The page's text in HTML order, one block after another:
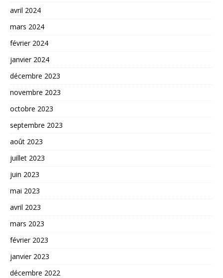
avril 2024
mars 2024
février 2024
janvier 2024
décembre 2023
novembre 2023
octobre 2023
septembre 2023
août 2023
juillet 2023
juin 2023
mai 2023
avril 2023
mars 2023
février 2023
janvier 2023
décembre 2022